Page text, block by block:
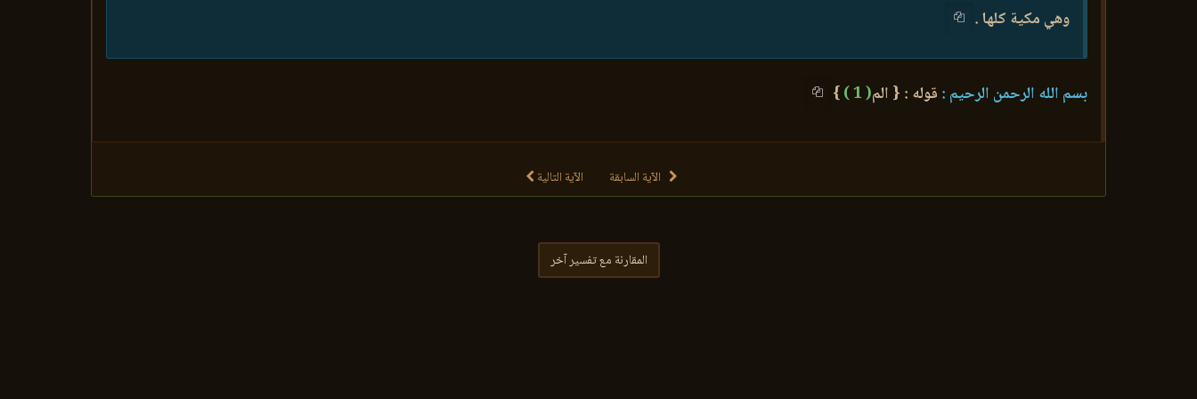
وهي مكية كلها .
بسم الله الرحمن الرحيم : قوله : { الم( 1 )
}
الآية السابقة الآية التالية
المقارنة مع تفسير آخر